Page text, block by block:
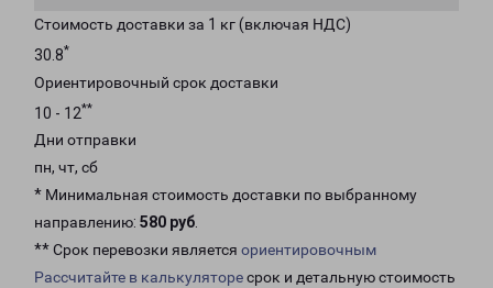
Стоимость доставки за 1 кг (включая НДС)
30.8*
Ориентировочный срок доставки
10 - 12**
Дни отправки
пн, чт, сб
* Минимальная стоимость доставки по выбранному
направлению: 580 руб.
** Срок перевозки является ориентировочным
Рассчитайте в калькуляторесрок и детальную стоимость